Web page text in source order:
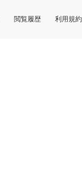
閲覧履歴 利用規約